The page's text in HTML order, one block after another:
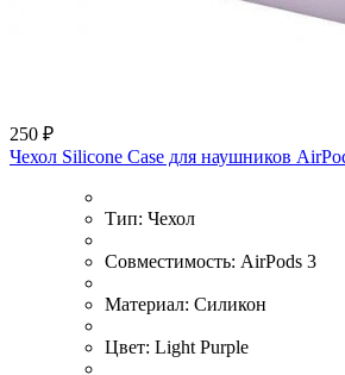
250 ₽
Чехол Silicone Case для наушников
Тип: Чехол
Совместимость: AirPods 3
Материал: Силикон
Цвет: Light Purple